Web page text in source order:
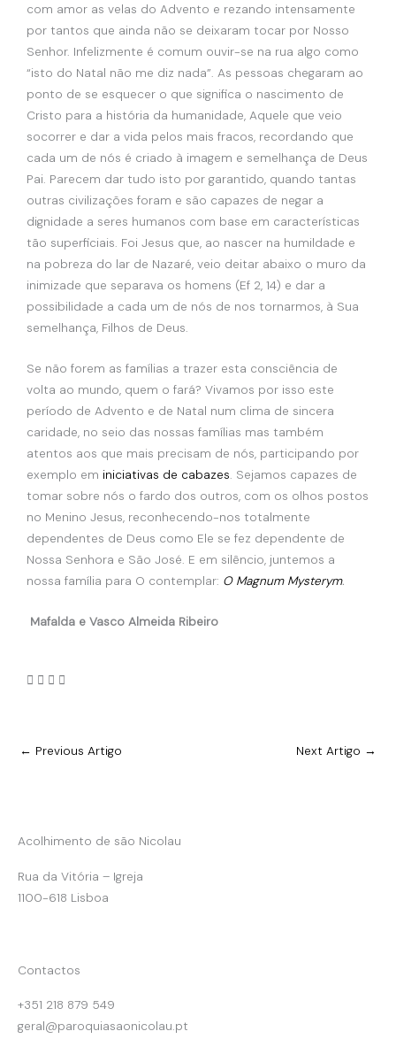
com amor as velas do Advento e rezando intensamente
por tantos que ainda não se deixaram tocar por Nosso
Senhor. Infelizmente é comum ouvir-se na rua algo como
“isto do Natal não me diz nada”. As pessoas chegaram ao
ponto de se esquecer o que significa o nascimento de
Cristo para a história da humanidade, Aquele que veio
socorrer e dar a vida pelos mais fracos, recordando que
cada um de nós é criado à imagem e semelhança de Deus
Pai. Parecem dar tudo isto por garantido, quando tantas
outras civilizações foram e são capazes de negar a
dignidade a seres humanos com base em características
tão superficiais. Foi Jesus que, ao nascer na humildade e
na pobreza do lar de Nazaré, veio deitar abaixo o muro da
inimizade que separava os homens (Ef 2, 14) e dar a
possibilidade a cada um de nós de nos tornarmos, à Sua
semelhança, Filhos de Deus.
Se não forem as famílias a trazer esta consciência de
volta ao mundo, quem o fará? Vivamos por isso este
período de Advento e de Natal num clima de sincera
caridade, no seio das nossas famílias mas também
atentos aos que mais precisam de nós, participando por
exemplo em iniciativas de cabazes. Sejamos capazes de
tomar sobre nós o fardo dos outros, com os olhos postos
no Menino Jesus, reconhecendo-nos totalmente
dependentes de Deus como Ele se fez dependente de
Nossa Senhora e São José. E em silêncio, juntemos a
nossa família para O contemplar: O Magnum Mysterym.
Mafalda e Vasco Almeida Ribeiro
← Previous Artigo Next Artigo →
Acolhimento de são Nicolau
Rua da Vitória – Igreja
1100-618 Lisboa
Contactos
+351 218 879 549
geral@paroquiasaonicolau.pt